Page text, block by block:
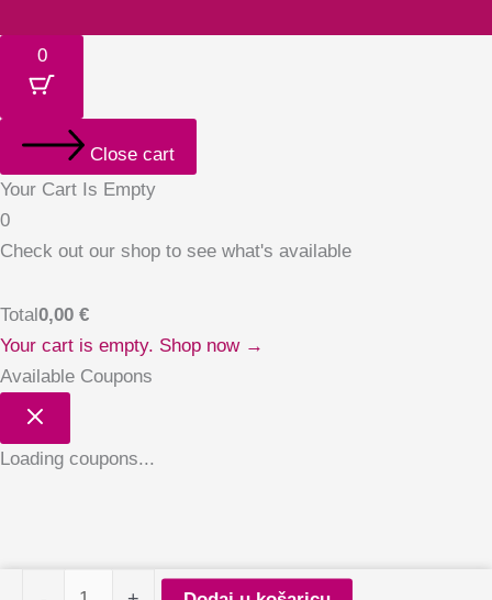
0
Close cart
Your Cart Is Empty
0
Check out our shop to see what's available
Total0,00 €
Your cart is empty. Shop now →
Available Coupons
Loading coupons...